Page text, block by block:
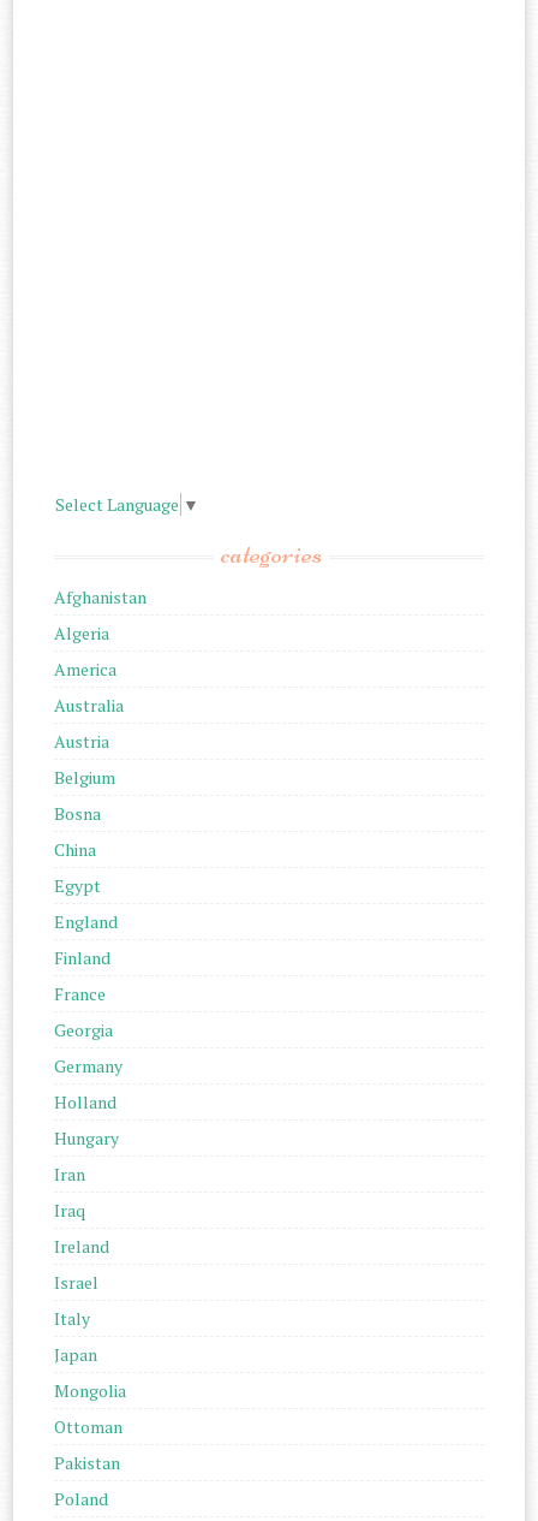
Select Language ▼
categories
Afghanistan
Algeria
America
Australia
Austria
Belgium
Bosna
China
Egypt
England
Finland
France
Georgia
Germany
Holland
Hungary
Iran
Iraq
Ireland
Israel
Italy
Japan
Mongolia
Ottoman
Pakistan
Poland